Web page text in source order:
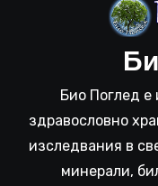
Био Поглед
здравословно
изследвания в
минерали,